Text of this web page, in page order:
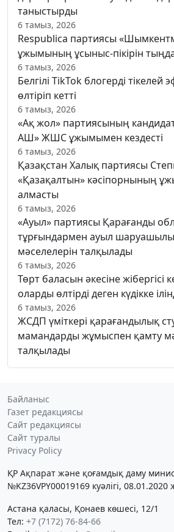
таныстырды
6 тамыз, 2026
Respublica партиясы
ұжымының ұсыныс-пікірін
6 тамыз, 2026
Белгілі TikTok блогерді тікелей
өлтіріп кетті
6 тамыз, 2026
«Ақ жол» партиясының
АШ» ЖШС ұжымымен кездесті
6 тамыз, 2026
Қазақстан Халық партиясы
«Қазақалтын» кәсіпорнының
алмасты
6 тамыз, 2026
«Ауыл» партиясы Қарағанды
тұрғындармен ауыл
мәселелерін талқылады
6 тамыз, 2026
Төрт баласын әкесіне жібергісі
оларды өлтірді деген күдікке
6 тамыз, 2026
ЖСДП үміткері қарағандылық
мамандарды жұмыспен қамту
талқылады
Байланыс
Газет редакциясы
Сайт редакциясы
Сайт туралы
Privacy Policy
ҚР Ақпарат және қоғамдық даму
№KZ36VPY00019169 куәлігі, 08.01.2020
Астана қаласы, Қонаев көшесі, 12/1
Тел: +7 (7172) 76-84-66